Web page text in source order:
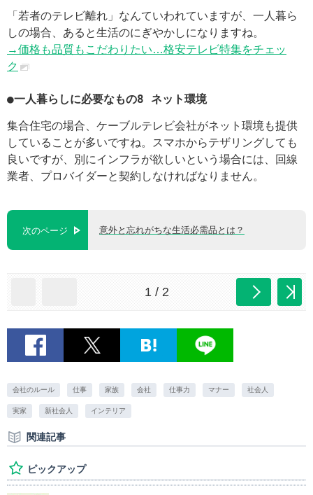
「若者のテレビ離れ」なんていわれていますが、一人暮ら
しの場合、あると生活のにぎやかしになりますね。
→価格も品質もこだわりたい…格安テレビ特集をチェッ
ク
●一人暮らしに必要なもの8 ネット環境
集合住宅の場合、ケーブルテレビ会社がネット環境も提供
していることが多いですね。スマホからテザリングしても
良いですが、別にインフラが欲しいという場合には、回線
業者、プロバイダーと契約しなければなりません。
次のページ 意外と忘れがちな生活必需品とは？
1 / 2
会社のルール 仕事 家族 会社 仕事力 マナー 社会人
実家 新社会人 インテリア
関連記事
ピックアップ